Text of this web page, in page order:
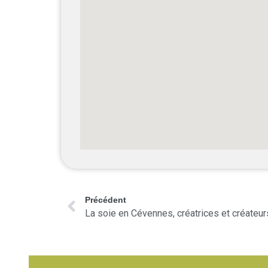
Précédent
La soie en Cévennes, créatrices et